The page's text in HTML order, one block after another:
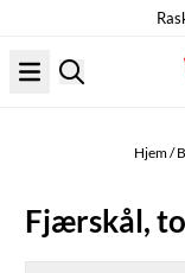
Hjem/
Fjærskål,